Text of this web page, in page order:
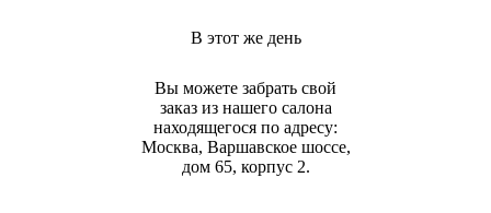
В этот же день
Вы можете забрать свой
заказ из нашего салона
находящегося по адресу:
Москва, Варшавское шоссе,
дом 65, корпус 2.